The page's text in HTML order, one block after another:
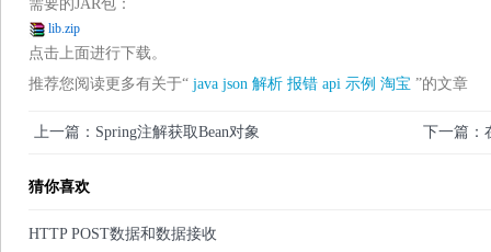
需要的JAR包：
lib.zip
点击上面进行下载。
推荐您阅读更多有关于“ java json 解析 报错 api 示例 淘宝 ”的文章
上一篇：Spring注解获取Bean对象 下一篇：
猜你喜欢
HTTP POST数据和数据接收